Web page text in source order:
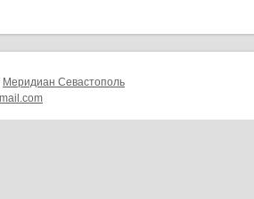
Меридиан Севастополь